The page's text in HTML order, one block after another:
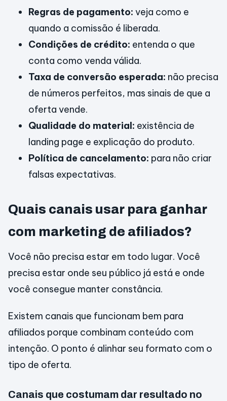
Regras de pagamento: veja como e
quando a comissão é liberada.
Condições de crédito: entenda o que
conta como venda válida.
Taxa de conversão esperada: não precisa
de números perfeitos, mas sinais de que a
oferta vende.
Qualidade do material: existência de
landing page e explicação do produto.
Política de cancelamento: para não criar
falsas expectativas.
Quais canais usar para ganhar
com marketing de afiliados?
Você não precisa estar em todo lugar. Você
precisa estar onde seu público já está e onde
você consegue manter constância.
Existem canais que funcionam bem para
afiliados porque combinam conteúdo com
intenção. O ponto é alinhar seu formato com o
tipo de oferta.
Canais que costumam dar resultado no